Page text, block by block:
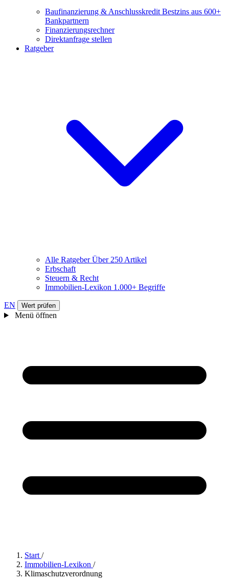
Baufinanzierung & Anschlusskredit Bestzins aus 600+
Bankpartnern
Finanzierungsrechner
Direktanfrage stellen
Ratgeber
Alle RatgeberÜber 250 Artikel
Erbschaft
Steuern & Recht
Immobilien-Lexikon 1.000+ Begriffe
EN Wert prüfen
Menü öffnen
Start /
Immobilien-Lexikon /
Klimaschutzverordnung